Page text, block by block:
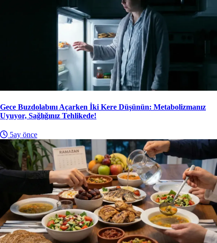
Gece Buzdolabını Açarken İki Kere Düşünün: Metabolizmanız
Uyuyor, Sağlığınız Tehlikede!
5ay önce